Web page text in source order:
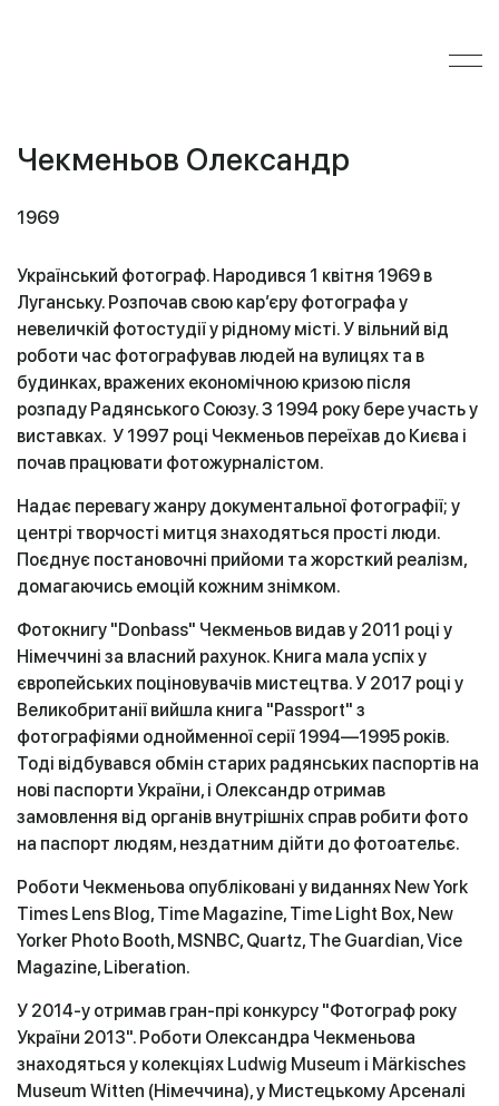
Чекменьов Олександр
1969
Український фотограф. Народився 1 квітня 1969 в
Луганську. Розпочав свою кар’єру фотографа у
невеличкій фотостудії у рідному місті. У вільний від
роботи час фотографував людей на вулицях та в
будинках, вражених економічною кризою після
розпаду Радянського Союзу. З 1994 року бере участь у
виставках. У 1997 році Чекменьов переїхав до Києва і
почав працювати фотожурналістом.
Надає перевагу жанру документальної фотографії; у
центрі творчості митця знаходяться прості люди.
Поєднує постановочні прийоми та жорсткий реалізм,
домагаючись емоцій кожним знімком.
Фотокнигу "Donbass" Чекменьов видав у 2011 році у
Німеччині за власний рахунок. Книга мала успіх у
європейських поціновувачів мистецтва. У 2017 році у
Великобританії вийшла книга "Passport" з
фотографіями однойменної серії 1994—1995 років.
Тоді відбувався обмін старих радянських паспортів на
нові паспорти України, і Олександр отримав
замовлення від органів внутрішніх справ робити фото
на паспорт людям, нездатним дійти до фотоательє.
Роботи Чекменьова опубліковані у виданнях New York
Times Lens Blog, Time Magazine, Time Light Box, New
Yorker Photo Booth, MSNBC, Quartz, The Guardian, Vice
Magazine, Liberation.
У 2014-у отримав гран-прі конкурсу "Фотограф року
України 2013". Роботи Олександра Чекменьова
знаходяться у колекціях Ludwig Museum і Märkisches
Museum Witten (Німеччина), у Мистецькому Арсеналі